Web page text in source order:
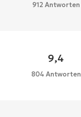
912 Antworten
9,4
804 Antworten